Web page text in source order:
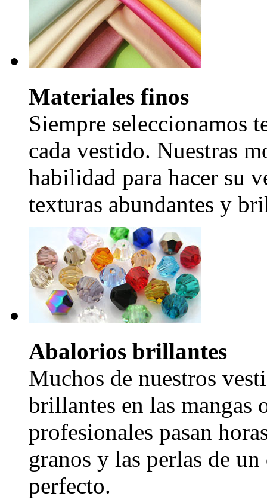
Materiales finos
Siempre seleccionamos
cada vestido. Nuestras
habilidad para hacer su
texturas abundantes y
Abalorios brillantes
Muchos de nuestros
brillantes en las mangas
profesionales pasan
granos y las perlas de
perfecto.